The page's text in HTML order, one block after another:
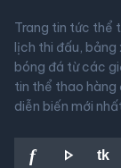
Trang tin tức thể
lịch thi đấu, bảng
bóng đá từ các
tin thể thao
diễn biến mới
f play_arrow tk